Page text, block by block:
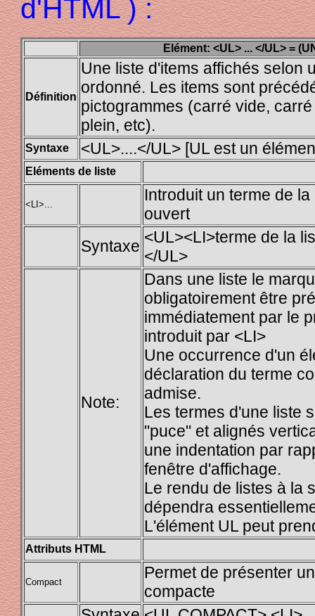
d'HTML ) :
Elément: <UL> ... </UL> =
Définition
Une liste d'items affichés selon
ordonné. Les items sont
pictogrammes (carré vide,
plein, etc).
Syntaxe <UL>....</UL> [UL est un
Eléments de liste
<LI>...
Introduit un terme de
ouvert
Syntaxe <UL><LI>terme de la
</UL>
Note:
Dans une liste le
obligatoirement être
immédiatement par le
introduit par <LI>
Une occurrence d'un
déclaration du terme
admise.
Les termes d'une liste
"puce" et alignés
une indentation par
fenêtre d'affichage.
Le rendu de listes à la
dépendra
L'élément UL peut
Attributs HTML
Compact
Permet de présenter
compacte